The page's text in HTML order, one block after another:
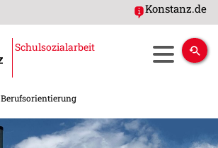
Konstanz.de
Schulsozialarbeit
Berufsorientierung